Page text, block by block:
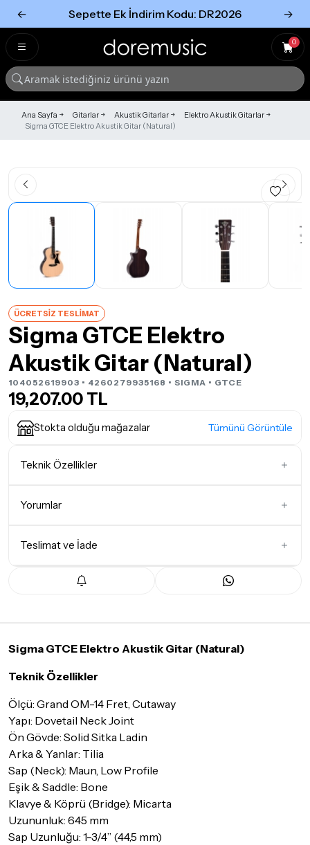
← Sepette Ek İndirim Kodu: DR2026 →
0
Ana Sayfa Gitarlar Akustik Gitarlar
Elektro Akustik Gitarlar
Sigma GTCE Elektro Akustik Gitar (Natural)
ÜCRETSİZ TESLİMAT
Sigma GTCE Elektro
Akustik Gitar (Natural)
104052619903 • 4260279935168 • SIGMA • GTCE
19,207.00 TL
Stokta olduğu mağazalar Tümünü Görüntüle
Teknik Özellikler
Yorumlar
Teslimat ve İade
Teslimat Koşulları
tatil günlerinde teslimat yapılamamaktadır.
Seçtiğiniz ürünlerin tamamı
Detaylar için tıklayınız
İade Koşulları
Sitemiz üzerinden satın almış olduğunuz ürünleri, teslimat
tarihinden itibaren 14 Güniçerisinde iade edebilir ya da
değiştirebilirsiniz.
İadesi ve değişimi mümkün olmayan ürünler için
İade ve değişimi talep edilecek ürünün ticari vasfını yitirmemiş
Sigma GTCE Elektro Akustik Gitar (Natural)
Teknik Özellikler
Ölçü: Grand OM-14 Fret, Cutaway
Yapı: Dovetail Neck Joint
Ön Gövde: Solid Sitka Ladin
Arka & Yanlar: Tilia
Sap (Neck): Maun, Low Profile
Eşik & Saddle: Bone
Klavye & Köprü (Bridge): Micarta
Uzununluk: 645 mm
Sap Uzunluğu: 1-3/4” (44,5 mm)
Tümünü Gör
Tümünü gör